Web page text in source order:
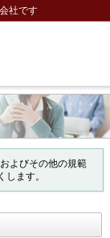
社です
よびその他の規範
ます。